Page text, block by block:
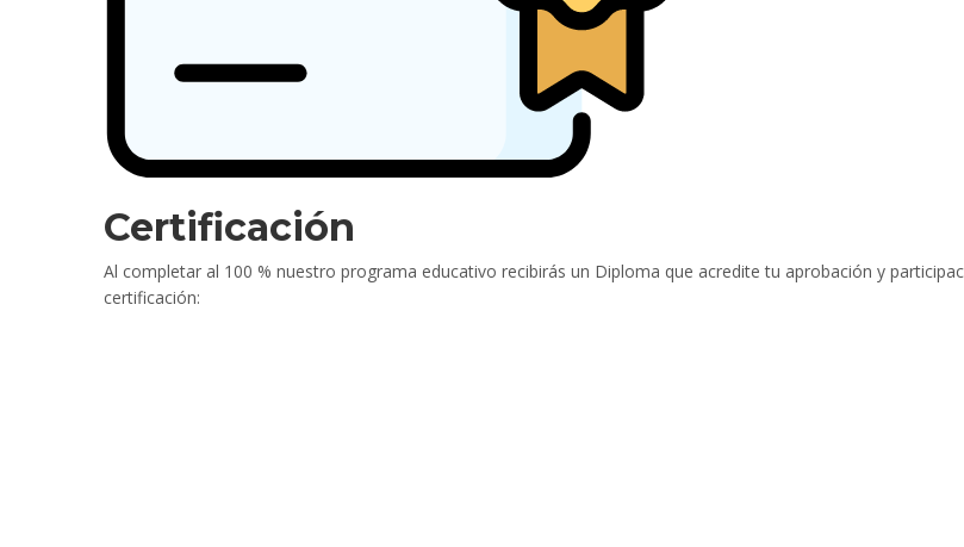
Certificación
Al completar al 100 % nuestro programa educativo recibirás un Diploma que acredite tu aprobación y
certificación: